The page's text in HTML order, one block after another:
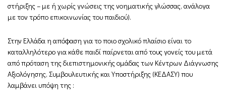
στήριξης – με ή χωρίς γνώσεις της νοηματικής γλώσσας, ανάλογα
με τον τρόπο επικοινωνίας του παιδιού).
Στην Ελλάδα η απόφαση για το ποιο σχολικό πλαίσιο είναι το
καταλληλότερο για κάθε παιδί παίρνεται από τους γονείς του μετά
από πρόταση της διεπιστημονικής ομάδας των Κέντρων Διάγνωσης
Αξιολόγησης, Συμβουλευτικής και Υποστήριξης (ΚΕΔΑΣΥ) που
λαμβάνει υπόψη της :